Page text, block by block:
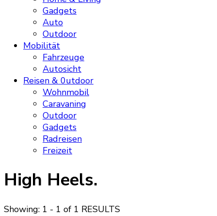
Gadgets
Auto
Outdoor
Mobilität
Fahrzeuge
Autosicht
Reisen & 0utdoor
Wohnmobil
Caravaning
Outdoor
Gadgets
Radreisen
Freizeit
High Heels.
Showing: 1 - 1 of 1 RESULTS